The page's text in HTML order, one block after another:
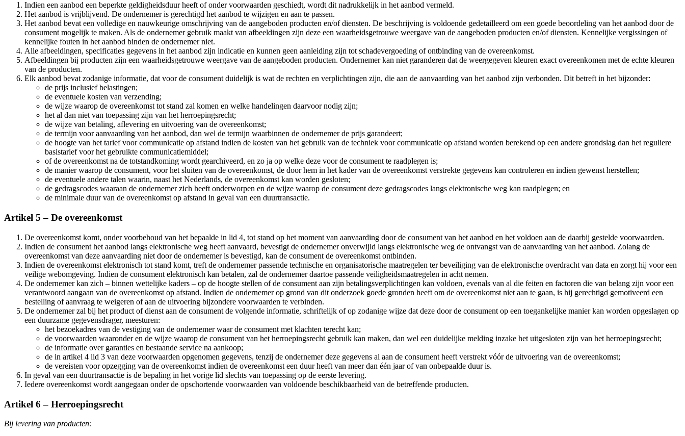
Indien een aanbod een beperkte geldigheidsduur heeft of onder voorwaarden geschiedt, wordt dit nadrukkelijk in het aanbod vermeld.
Het aanbod is vrijblijvend. De ondernemer is gerechtigd het aanbod te wijzigen en aan te passen.
Het aanbod bevat een volledige en nauwkeurige omschrijving van de aangeboden producten en/of diensten. De beschrijving is voldoende gedetailleerd om een goede beoordeling van het aanbod door de
consument mogelijk te maken. Als de ondernemer gebruik maakt van afbeeldingen zijn deze een waarheidsgetrouwe weergave van de aangeboden producten en/of diensten. Kennelijke vergissingen of
kennelijke fouten in het aanbod binden de ondernemer niet.
Alle afbeeldingen, specificaties gegevens in het aanbod zijn indicatie en kunnen geen aanleiding zijn tot schadevergoeding of ontbinding van de overeenkomst.
Afbeeldingen bij producten zijn een waarheidsgetrouwe weergave van de aangeboden producten. Ondernemer kan niet garanderen dat de weergegeven kleuren exact overeenkomen met de echte kleuren
van de producten.
Elk aanbod bevat zodanige informatie, dat voor de consument duidelijk is wat de rechten en verplichtingen zijn, die aan de aanvaarding van het aanbod zijn verbonden. Dit betreft in het bijzonder:
de prijs inclusief belastingen;
de eventuele kosten van verzending;
de wijze waarop de overeenkomst tot stand zal komen en welke handelingen daarvoor nodig zijn;
het al dan niet van toepassing zijn van het herroepingsrecht;
de wijze van betaling, aflevering en uitvoering van de overeenkomst;
de termijn voor aanvaarding van het aanbod, dan wel de termijn waarbinnen de ondernemer de prijs garandeert;
de hoogte van het tarief voor communicatie op afstand indien de kosten van het gebruik van de techniek voor communicatie op afstand worden berekend op een andere grondslag dan het reguliere
basistarief voor het gebruikte communicatiemiddel;
of de overeenkomst na de totstandkoming wordt gearchiveerd, en zo ja op welke deze voor de consument te raadplegen is;
de manier waarop de consument, voor het sluiten van de overeenkomst, de door hem in het kader van de overeenkomst verstrekte gegevens kan controleren en indien gewenst herstellen;
de eventuele andere talen waarin, naast het Nederlands, de overeenkomst kan worden gesloten;
de gedragscodes waaraan de ondernemer zich heeft onderworpen en de wijze waarop de consument deze gedragscodes langs elektronische weg kan raadplegen; en
de minimale duur van de overeenkomst op afstand in geval van een duurtransactie.
Artikel 5 – De overeenkomst
De overeenkomst komt, onder voorbehoud van het bepaalde in lid 4, tot stand op het moment van aanvaarding door de consument van het aanbod en het voldoen aan de daarbij gestelde voorwaarden.
Indien de consument het aanbod langs elektronische weg heeft aanvaard, bevestigt de ondernemer onverwijld langs elektronische weg de ontvangst van de aanvaarding van het aanbod. Zolang de
overeenkomst van deze aanvaarding niet door de ondernemer is bevestigd, kan de consument de overeenkomst ontbinden.
Indien de overeenkomst elektronisch tot stand komt, treft de ondernemer passende technische en organisatorische maatregelen ter beveiliging van de elektronische overdracht van data en zorgt hij voor een
veilige webomgeving. Indien de consument elektronisch kan betalen, zal de ondernemer daartoe passende veiligheidsmaatregelen in acht nemen.
De ondernemer kan zich – binnen wettelijke kaders – op de hoogte stellen of de consument aan zijn betalingsverplichtingen kan voldoen, evenals van al die feiten en factoren die van belang zijn voor een
verantwoord aangaan van de overeenkomst op afstand. Indien de ondernemer op grond van dit onderzoek goede gronden heeft om de overeenkomst niet aan te gaan, is hij gerechtigd gemotiveerd een
bestelling of aanvraag te weigeren of aan de uitvoering bijzondere voorwaarden te verbinden.
De ondernemer zal bij het product of dienst aan de consument de volgende informatie, schriftelijk of op zodanige wijze dat deze door de consument op een toegankelijke manier kan worden opgeslagen op
een duurzame gegevensdrager, meesturen:
het bezoekadres van de vestiging van de ondernemer waar de consument met klachten terecht kan;
de voorwaarden waaronder en de wijze waarop de consument van het herroepingsrecht gebruik kan maken, dan wel een duidelijke melding inzake het uitgesloten zijn van het herroepingsrecht;
de informatie over garanties en bestaande service na aankoop;
de in artikel 4 lid 3 van deze voorwaarden opgenomen gegevens, tenzij de ondernemer deze gegevens al aan de consument heeft verstrekt vóór de uitvoering van de overeenkomst;
de vereisten voor opzegging van de overeenkomst indien de overeenkomst een duur heeft van meer dan één jaar of van onbepaalde duur is.
In geval van een duurtransactie is de bepaling in het vorige lid slechts van toepassing op de eerste levering.
Iedere overeenkomst wordt aangegaan onder de opschortende voorwaarden van voldoende beschikbaarheid van de betreffende producten.
Artikel 6 – Herroepingsrecht
Bij levering van producten: